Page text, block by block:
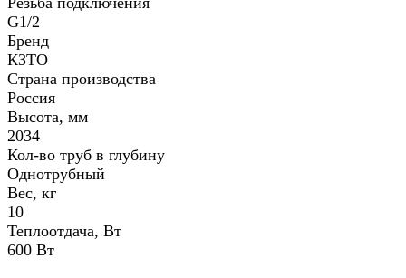
G1/2
Бренд
КЗТО
Страна производства
Россия
Высота, мм
2034
Кол-во труб в глубину
Однотрубный
Вес, кг
10
Теплоотдача, Вт
600 Вт